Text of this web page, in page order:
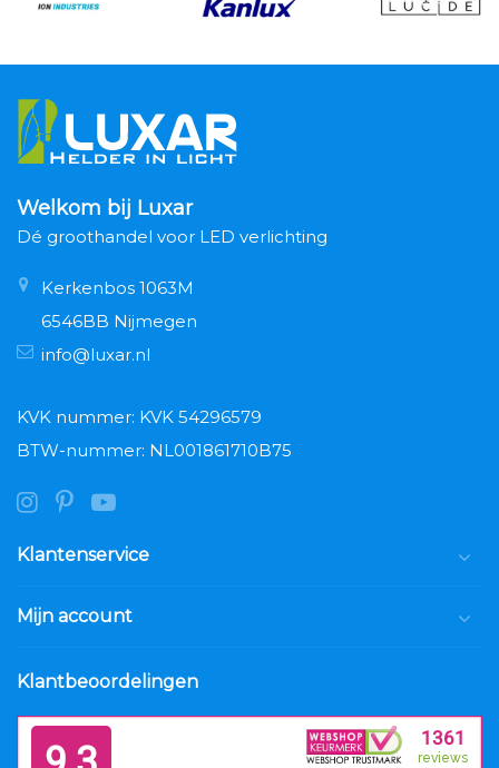
Welkom bij Luxar
Dé groothandel voor LED verlichting
Kerkenbos 1063M
6546BB Nijmegen
info@luxar.nl
KVK nummer: KVK 54296579
BTW-nummer: NL001861710B75
Klantenservice
Mijn account
Klantbeoordelingen